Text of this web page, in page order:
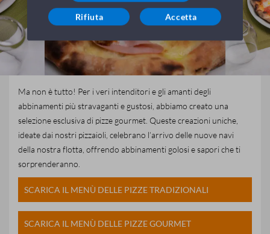
Ma non è tutto! Per i veri intenditori e gli amanti degli
abbinamenti più stravaganti e gustosi, abbiamo creato una
selezione esclusiva di pizze gourmet. Queste creazioni uniche,
ideate dai nostri pizzaioli, celebrano l’arrivo delle nuove navi
della nostra flotta, offrendo abbinamenti golosi e sapori che ti
sorprenderanno.
SCARICA IL MENÙ DELLE PIZZE TRADIZIONALI
SCARICA IL MENÙ DELLE PIZZE GOURMET
Rifiuta Accetta